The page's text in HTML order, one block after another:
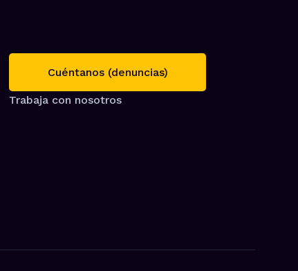
Cuéntanos (denuncias)
Trabaja con nosotros